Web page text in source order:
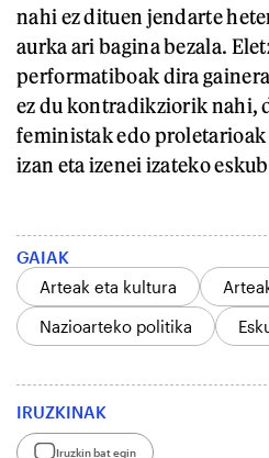
nahi ez dituen jendarte
aurka ari bagina bezala.
performatiboak dira
ez du kontradikziorik nahi,
feministak edo
izan eta izenei izateko
GAIAK
Arteak eta kultura
Nazioarteko politika
IRUZKINAK
Iruzkin bat egin